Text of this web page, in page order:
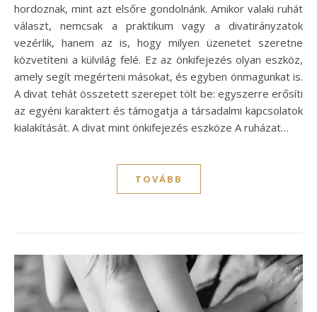
hordoznak, mint azt elsőre gondolnánk. Amikor valaki ruhát
választ, nemcsak a praktikum vagy a divatirányzatok
vezérlik, hanem az is, hogy milyen üzenetet szeretne
közvetíteni a külvilág felé. Ez az önkifejezés olyan eszköz,
amely segít megérteni másokat, és egyben önmagunkat is.
A divat tehát összetett szerepet tölt be: egyszerre erősíti
az egyéni karaktert és támogatja a társadalmi kapcsolatok
kialakítását. A divat mint önkifejezés eszköze A ruházat…
TOVÁBB